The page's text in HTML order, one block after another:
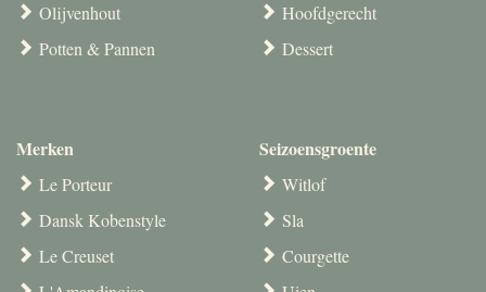
Olijvenhout
Potten & Pannen
Merken
Le Porteur
Dansk Kobenstyle
Le Creuset
Hoofdgerecht
Dessert
Seizoensgroente
Witlof
Sla
Courgette